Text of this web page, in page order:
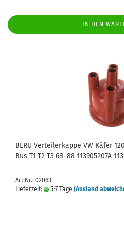
IN DEN
BERU Verteilerkappe VW Käfer
Bus T1 T2 T3 68-88 113905207A
Art.Nr.: 02063
Lieferzeit:
5-7 Tage (Ausland